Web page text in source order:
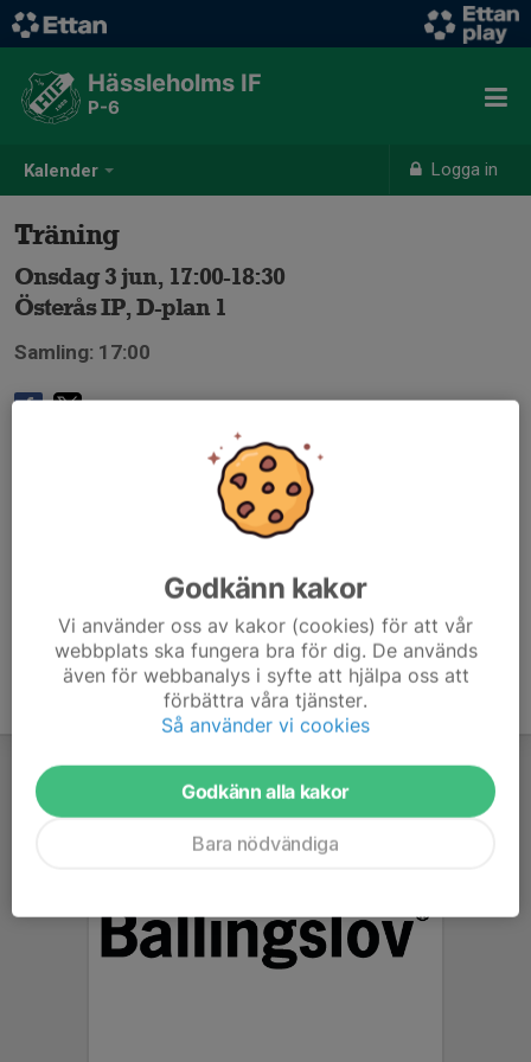
Kalender Logga in
Hässleholms IF
P-6
Träning
Onsdag 3 jun, 17:00-18:30
Österås IP, D-plan 1
Samling: 17:00
Godkänn kakor
Vi använder oss av kakor (cookies) för att vår
webbplats ska fungera bra för dig. De används
även för webbanalys i syfte att hjälpa oss att
förbättra våra tjänster.
Så använder vi cookies
Godkänn alla kakor
Bara nödvändiga